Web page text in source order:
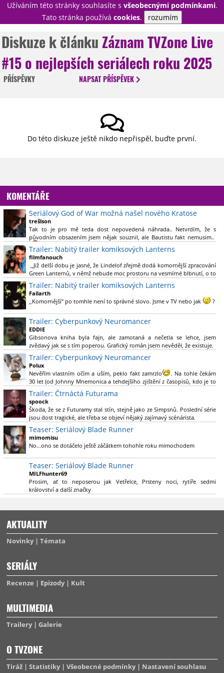
Užíváním této stránky souhlasíte s všeobecnými podmínkami.
Tato stránka používá cookies. rozumím
PŘIHLÁSIT
NOVINKY
TÉMATA
Diskuze k článkuZáznam TVZone Live
#15 o nejlepších seriálech roku 2025
PŘÍSPĚVKY NAPSATPŘÍSPĚVEK
Do této diskuze ještě nikdo nepřispěl, buďte první.
KOMENTÁŘE
Seriálový God of War možná našel nového Kratose
trešlson
Tak to je pro mě teda dost nepovedená náhrada.. Netvrdím, že s
původním obsazením jsem nějak souznil, ale Bautistu fakt nemusim..
Trailer: Nabitý trailer komiksových Lanterns
filmfanouch
,,Již delší dobu je jasné, že Lindelof zřejmě dodá komornější zpracování
Green Lanternů, v němž nebude moc prostoru na vesmírné blbnutí, o to
více se ovšem bude moci nová adaptace odprostit třeba od filmového
Green Lanterna s Ryanem Reynoldsem.´´ Co je na tom
nesrozumitelného?
Trailer: Nabitý trailer komiksových Lanterns
Failarth
,,Komornější" po tomhle není to správné slovo. Jsme v TV nebo jak
?
Nebál bych se říct, že to vypadá skvěle jak po stránce kvantity materiálu,
tak i formou.
Výběr Ulricha Tomsena pro mě velké překvapení a velmi zajímavá volba
bravo.
Chandler je lepší a lepší s každou novou scénou.
Komiksy to mají ted´těžké, paradoxně tomu škodí to všechno kolem
(DC nebo MCU to je buřt) , ale nezasloužilo by si to zářez jen kvůli tomu.
Držím tomu palce.
Trailer: Cyberpunkový Neuromancer
EDDIE
Gibsonova kniha byla fajn, ale zamotaná a nečetla se lehce, jsem
zvědavý jak se s tím poperou. Grafický román jsem nevěděl, že existuje.
Trailer: Cyberpunkový Neuromancer
Polux
Nevěřím vlastním očím a uším, peklo fakt zamrzlo
. Na tohle čekám
30 let (od Johnny Mnemonica a tehdejšího zjištění z časopisů, kdo je to
Gibson a co je jeho debutová kniha zač), přičemž 25 let (od Matrixu,
který pojem cyberpunk dostal do povědomí i obyčejného diváka a
nikoliv fanouška žánru) marně doufám, že si po řadě "duchovních
nástupců", kteří přišli poté (Ghost In The Shell, Alita: Battle Angel,
Altered Carbon, Blade Runner 2049, Cyberpunk 2077, atd.), někdo
konečně vzpomene i na bibli cyberpunku, se kterou to všechno začalo.
Teď už nezbývá nic jiného než se tiše modlit a doufat, že to bude stát za
to
. Plus kudos za sázku na seriál a nikoliv film, snad tvůrci tu
Trailer: Čtrnáctá Futurama
spoock
Škoda, že se z Futuramy stal stín, stejně jako ze Simpsnů. Poslední série
jsou dost tragické, ale třeba se objeví nějaký zajímavý scénárista.
Nedávno začala vycházet nová řada Ricka a Mortyho a já z úžasem zjistil,
že se na to dá opět koukat.
Teaser: Seriálový Blade Runner
mimomisu
No...ono se dotáčelo ještě záčátkem tohohle roku mimochodem
Teaser: Seriálový Blade Runner
MILFhunter69
Prosim, ať to neposerou jak Vetřelce, Prsteny noci, rytíře sedmi
království a další značky
AKTUALITY
Novinky Témata
SERIÁLY
Recenze Epizody Kult
MULTIMEDIA
Trailery Galerie
O TVZONE
Tiráž Statistiky Všeobecné podmínky Nastavení souhlasu